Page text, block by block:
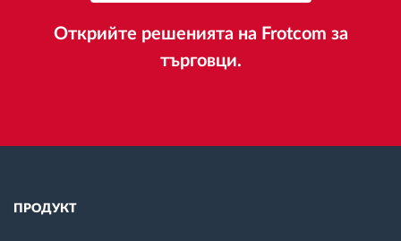
Открийте решенията на Frotcom за
търговци.
ПРОДУКТ